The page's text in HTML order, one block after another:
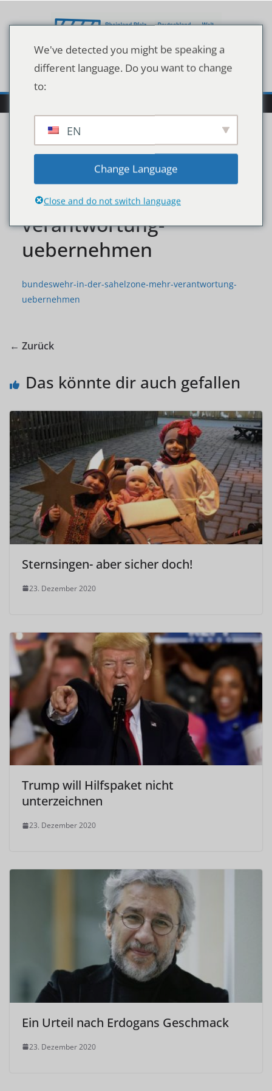
Inhalt
bundeswehr-in-der-
sahelzone-mehr-
verantwortung-
uebernehmen
bundeswehr-in-der-sahelzone-mehr-verantwortung-
uebernehmen
← Zurück
Das könnte dir auch gefallen
Sternsingen- aber sicher doch!
23. Dezember 2020
Trump will Hilfspaket nicht
unterzeichnen
23. Dezember 2020
Ein Urteil nach Erdogans Geschmack
23. Dezember 2020
We've detected you might be speaking a
different language. Do you want to change
to:
EN
Change Language
Close and do not switch language